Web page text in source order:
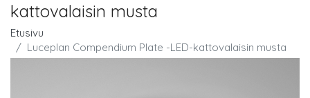
kattovalaisin musta
Etusivu
Luceplan Compendium Plate -LED-kattovalaisin musta